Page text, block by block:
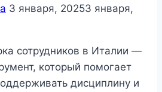
3 января, 20253 января,
сотрудников в Италии —
который помогает
дисциплину и